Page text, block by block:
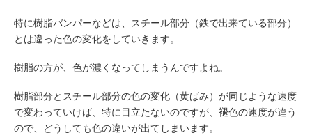
特に樹脂バンパーなどは、スチール部分（鉄で出来ている部分）
とは違った色の変化をしていきます。
樹脂の方が、色が濃くなってしまうんですよね。
樹脂部分とスチール部分の色の変化（黄ばみ）が同じような速度
で変わっていけば、特に目立たないのですが、褪色の速度が違う
ので、どうしても色の違いが出てしまいます。